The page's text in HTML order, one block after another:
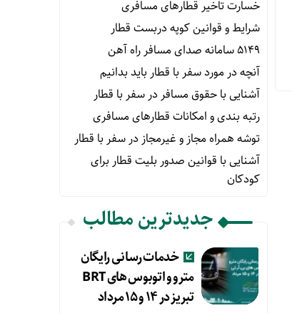
خسارت تاخیر قطارهای مسافری
شرایط و قوانین کوپه دربست قطار
۵۱۴۹ سامانه صدای مسافر راه آهن
آنچه در مورد سفر با قطار باید بدانیم
آشنایی با حقوق مسافر در سفر با قطار
رتبه بندی و امکانات قطارهای مسافری
توشه همراه مجاز و غیرمجاز در سفر با قطار
آشنایی با قوانین صدور بلیت قطار برای
کودکان
جدیدترین مطالب
خدمات رسانی رایگان
مترو و اتوبوس های BRT
تبریز در ۱۴ و ۱۵ مرداد